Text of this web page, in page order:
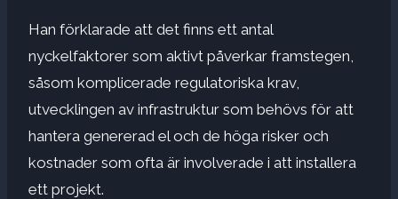
Han förklarade att det finns ett antal
nyckelfaktorer som aktivt påverkar framstegen,
såsom komplicerade regulatoriska krav,
utvecklingen av infrastruktur som behövs för att
hantera genererad el och de höga risker och
kostnader som ofta är involverade i att installera
ett projekt.